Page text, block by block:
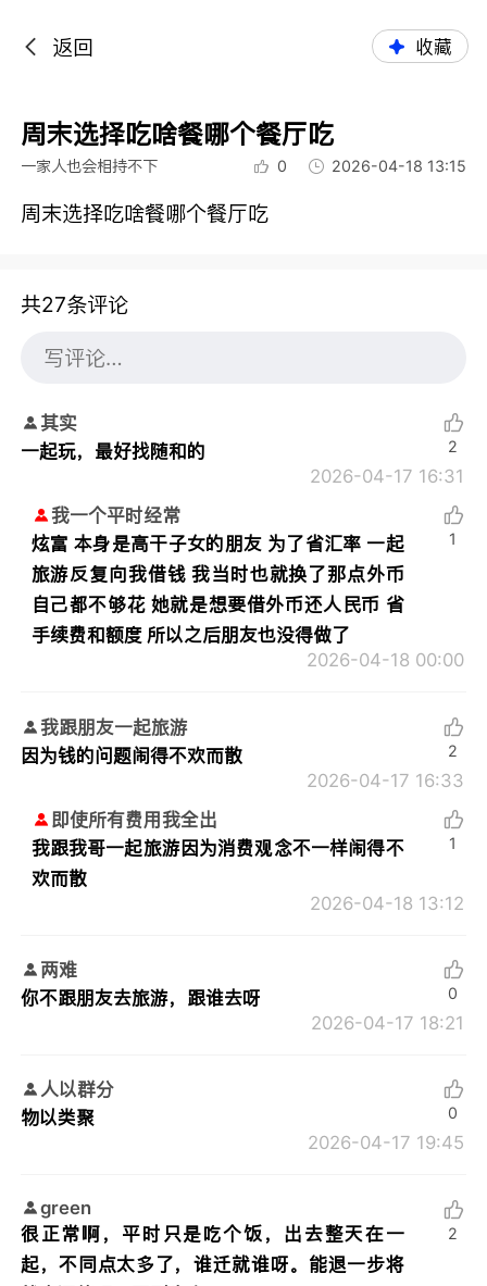
返回 收藏
周末选择吃啥餐哪个餐厅吃
一家人也会相持不下 0 2026-04-18 13:15
周末选择吃啥餐哪个餐厅吃
共27条评论
其实
一起玩，最好找随和的
2026-04-17 16:31
2
我一个平时经常
炫富 本身是高干子女的朋友 为了省汇率 一起
旅游反复向我借钱 我当时也就换了那点外币
自己都不够花 她就是想要借外币还人民币 省
手续费和额度 所以之后朋友也没得做了
2026-04-18 00:00
1
我跟朋友一起旅游
因为钱的问题闹得不欢而散
2026-04-17 16:33
2
即使所有费用我全出
我跟我哥一起旅游因为消费观念不一样闹得不
欢而散
2026-04-18 13:12
1
两难
你不跟朋友去旅游，跟谁去呀
2026-04-17 18:21
0
人以群分
物以类聚
2026-04-17 19:45
0
green
很正常啊，平时只是吃个饭，出去整天在一
起，不同点太多了，谁迁就谁呀。能退一步将
2